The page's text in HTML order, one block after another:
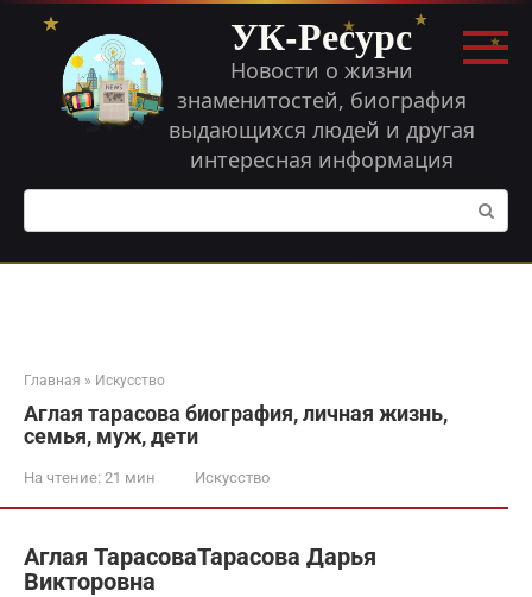
Перейти
контенту
УК-Ресурс
Новости о жизни
знаменитостей, биография
выдающихся людей и другая
интересная информация
Поиск:
Главная » Искусство
Аглая тарасова биография, личная жизнь,
семья, муж, дети
На чтение: 21 мин Искусство
Аглая ТарасоваТарасова Дарья
Викторовна